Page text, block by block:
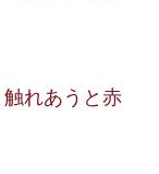
れあうと赤